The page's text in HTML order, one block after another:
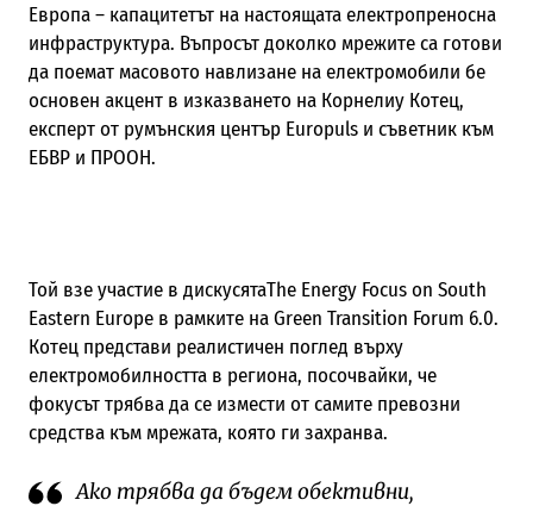
Европа – капацитетът на настоящата електропреносна
инфраструктура. Въпросът доколко мрежите са готови
да поемат масовото навлизане на електромобили бе
основен акцент в изказването на Корнелиу Котец,
експерт от румънския център Europuls и съветник към
ЕБВР и ПРООН.
Той взе участие в дискусятаThe Energy Focus on South
Eastern Europe в рамките на Green Transition Forum 6.0.
Котец представи реалистичен поглед върху
електромобилността в региона, посочвайки, че
фокусът трябва да се измести от самите превозни
средства към мрежата, която ги захранва.
Ако трябва да бъдем обективни,